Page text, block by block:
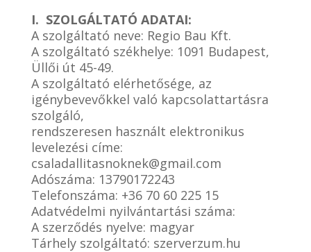
I. SZOLGÁLTATÓ ADATAI:
A szolgáltató neve: Regio Bau Kft.
A szolgáltató székhelye: 1091 Budapest,
Üllői út 45-49.
A szolgáltató elérhetősége, az
igénybevevőkkel való kapcsolattartásra
szolgáló,
rendszeresen használt elektronikus
levelezési címe:
csaladallitasnoknek@gmail.com
Adószáma: 13790172243
Telefonszáma: +36 70 60 225 15
Adatvédelmi nyilvántartási száma:
A szerződés nyelve: magyar
Tárhely szolgáltató: szerverzum.hu